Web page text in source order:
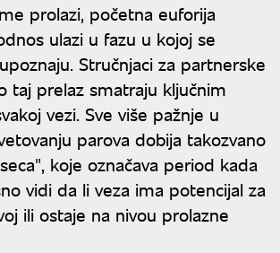
prolazi, početna euforija
ulazi u fazu u kojoj se
Stručnjaci za partnerske
taj prelaz smatraju ključnim
vezi. Sve više pažnje u
parova dobija takozvano
koje označava period kada
vidi da li veza ima potencijal za
ili ostaje na nivou prolazne